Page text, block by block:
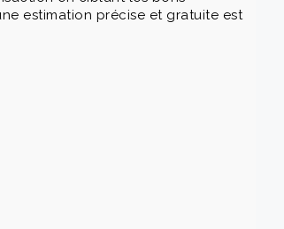
estimation précise et gratuite est